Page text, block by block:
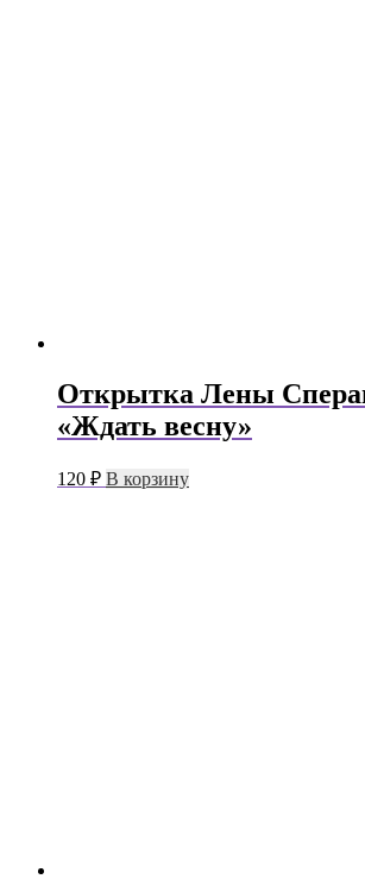
Открытка Лены
«Ждать весну»
120 ₽ В корзину